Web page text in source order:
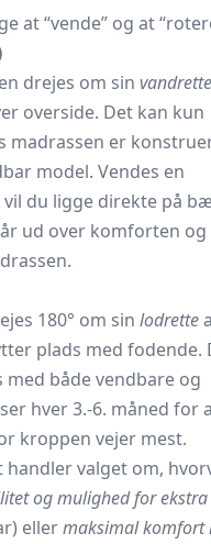
at “vende” og at
drejes om sin vandrette
overside. Det kan kun
madrassen er
model. Vendes en
vil du ligge direkte på
ud over komforten og
180° om sin lodrette
plads med fodende.
både vendbare og
hver 3.-6. måned for
kroppen vejer mest.
handler valget om,
og mulighed for
ellermaksimal komfort